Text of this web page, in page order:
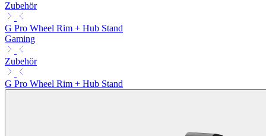
Zubehör
G Pro Wheel Rim + Hub Stand
Gaming
Zubehör
G Pro Wheel Rim + Hub Stand